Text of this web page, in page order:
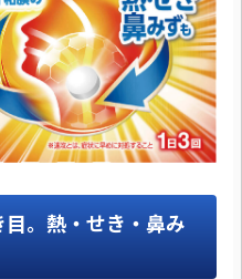
。熱・せき・鼻み